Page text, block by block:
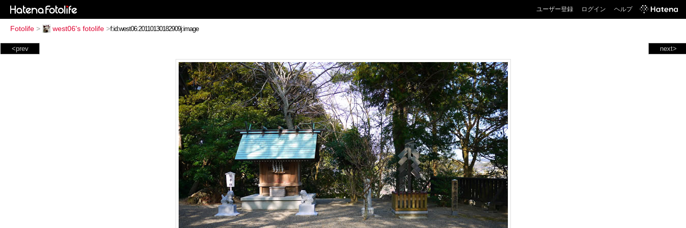
ユーザー登録 ログイン ヘルプ
Fotolife > west06's fotolife >
next>
<prev